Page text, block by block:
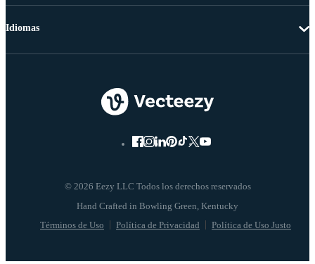
© 2026 Eezy LLC Todos los derechos reservados
Términos de Uso Política de Privacidad Política de Uso Justo
Idiomas